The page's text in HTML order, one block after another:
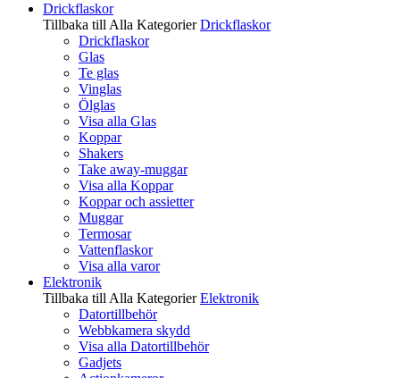
Drickflaskor
Tillbaka till Alla Kategorier Drickflaskor
Drickflaskor
Glas
Te glas
Vinglas
Ölglas
Visa alla Glas
Koppar
Shakers
Take away-muggar
Visa alla Koppar
Koppar och assietter
Muggar
Termosar
Vattenflaskor
Visa alla varor
Elektronik
Tillbaka till Alla Kategorier Elektronik
Datortillbehör
Webbkamera skydd
Visa alla Datortillbehör
Gadjets